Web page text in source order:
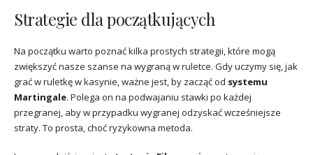
Strategie dla początkujących
Na początku warto poznać kilka prostych strategii, które mogą
zwiększyć nasze szanse na wygraną w ruletce. Gdy uczymy się, jak
grać w ruletkę w kasynie, ważne jest, by zacząć od systemu
Martingale. Polega on na podwajaniu stawki po każdej
przegranej, aby w przypadku wygranej odzyskać wcześniejsze
straty. To prosta, choć ryzykowna metoda.